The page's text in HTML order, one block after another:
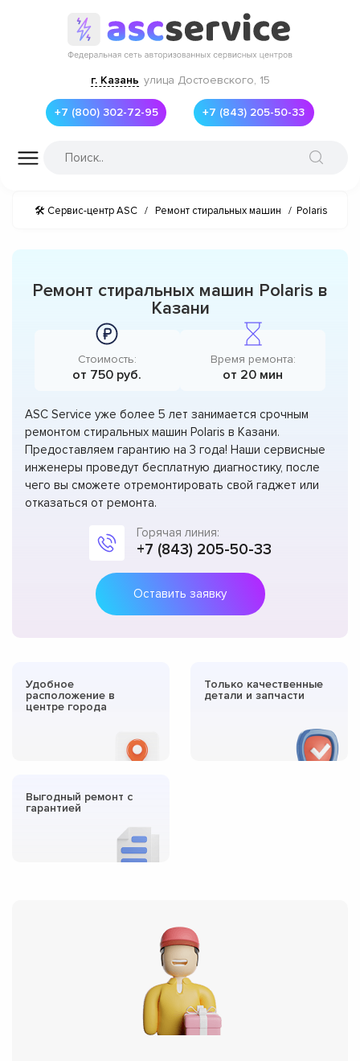
г. Казань улица Достоевского, 15
+7 (800) 302-72-95 +7 (843) 205-50-33
🛠 Сервис-центр ASC / Ремонт стиральных машин / Polaris
Ремонт стиральных машин Polaris в
Казани
Стоимость:
от 750 руб.
Время ремонта:
от 20 мин
ASC Service уже более 5 лет занимается срочным
ремонтом стиральных машин Polaris в Казани.
Предоставляем гарантию на 3 года! Наши сервисные
инженеры проведут бесплатную диагностику, после
чего вы сможете отремонтировать свой гаджет или
отказаться от ремонта.
Горячая линия:
+7 (843) 205-50-33
Оставить заявку
Удобное
расположение в
центре города
Только качественные
детали и запчасти
Выгодный ремонт с
гарантией